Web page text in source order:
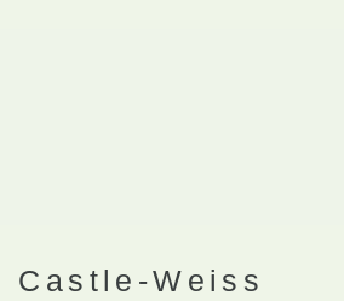
Castle-Weiss